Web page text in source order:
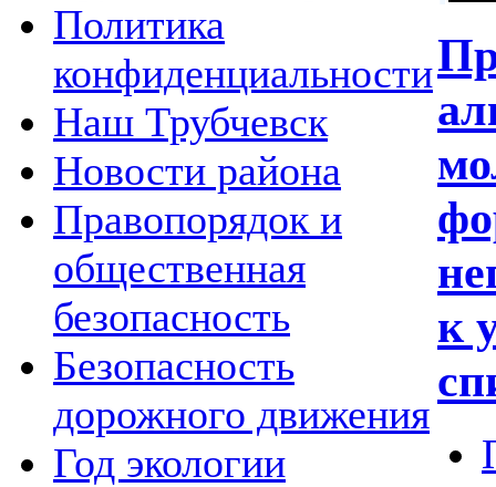
Политика
конфиденциальности
Наш Трубчевск
Новости района
Правопорядок и
общественная
безопасность
Безопасность
дорожного движения
Год экологии
к